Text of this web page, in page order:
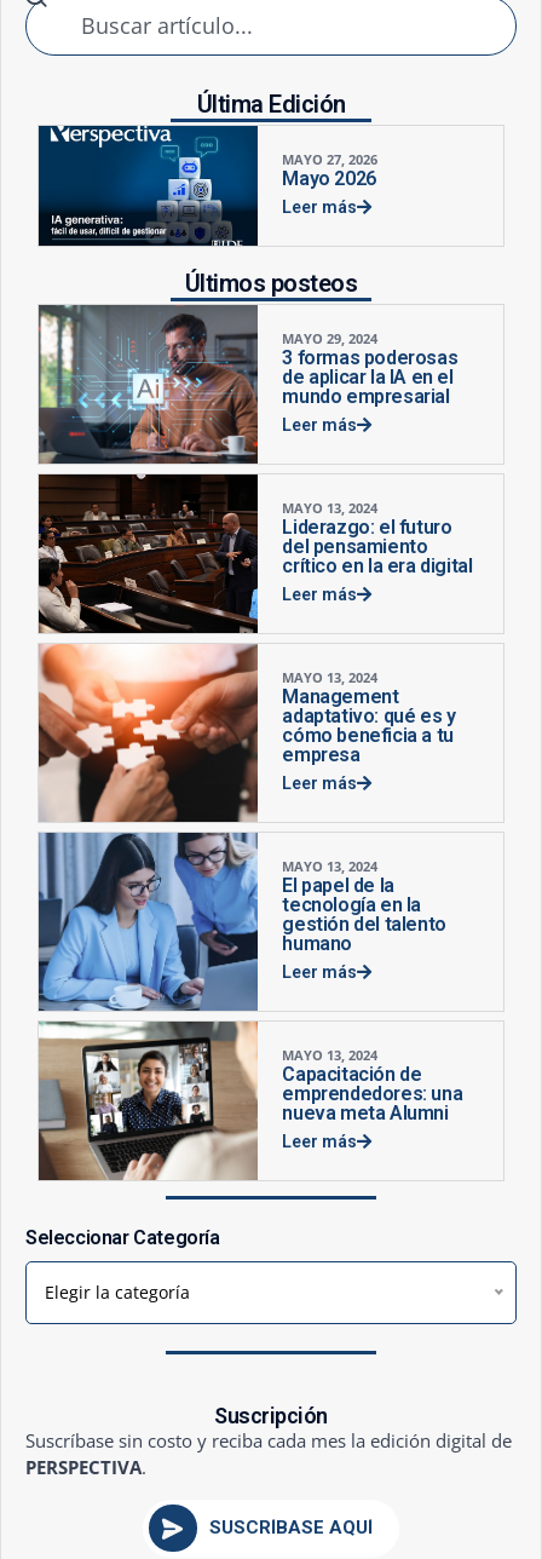
Última Edición
MAYO 27, 2026
Mayo 2026
Leer más
Últimos posteos
MAYO 29, 2024
3 formas poderosas
de aplicar la IA en el
mundo empresarial
Leer más
MAYO 13, 2024
Liderazgo: el futuro
del pensamiento
crítico en la era digital
Leer más
MAYO 13, 2024
Management
adaptativo: qué es y
cómo beneficia a tu
empresa
Leer más
MAYO 13, 2024
El papel de la
tecnología en la
gestión del talento
humano
Leer más
MAYO 13, 2024
Capacitación de
emprendedores: una
nueva meta Alumni
Leer más
Seleccionar Categoría
Elegir la categoría
Suscripción
Suscríbase sin costo y reciba cada mes la edición digital de
PERSPECTIVA.
SUSCRÍBASE AQUÍ